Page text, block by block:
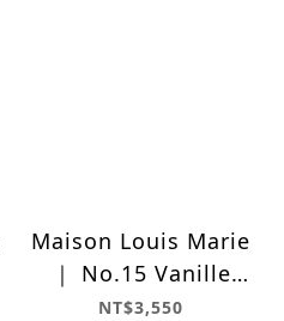
Maison Louis Marie
｜ No.15 Vanille
Infinie 暮色香草 香水
NT$3,550